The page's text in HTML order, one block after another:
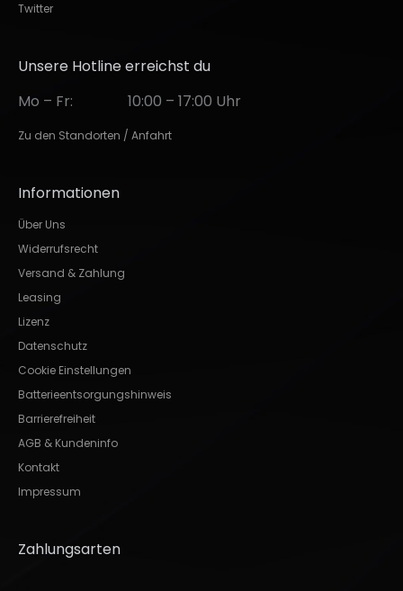
Twitter
Unsere Hotline erreichst du
Mo – Fr:
10:00 – 17:00 Uhr
Zu den Standorten / Anfahrt
Informationen
Über Uns
Widerrufsrecht
Versand & Zahlung
Leasing
Lizenz
Datenschutz
Cookie Einstellungen
Batterieentsorgungshinweis
Barrierefreiheit
AGB & Kundeninfo
Kontakt
Impressum
Zahlungsarten